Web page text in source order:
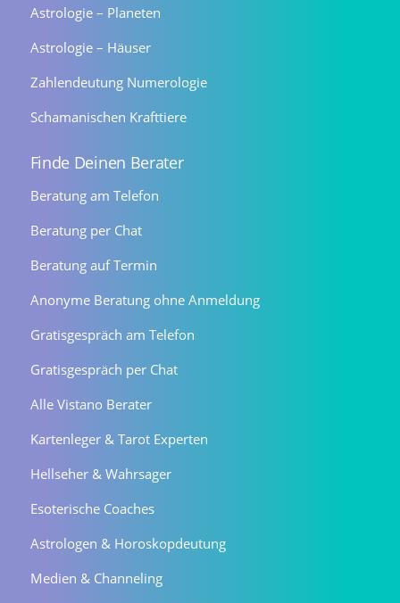
Astrologie – Planeten
Astrologie – Häuser
Zahlendeutung Numerologie
Schamanischen Krafttiere
Finde Deinen Berater
Beratung am Telefon
Beratung per Chat
Beratung auf Termin
Anonyme Beratung ohne Anmeldung
Gratisgespräch am Telefon
Gratisgespräch per Chat
Alle Vistano Berater
Kartenleger & Tarot Experten
Hellseher & Wahrsager
Esoterische Coaches
Astrologen & Horoskopdeutung
Medien & Channeling